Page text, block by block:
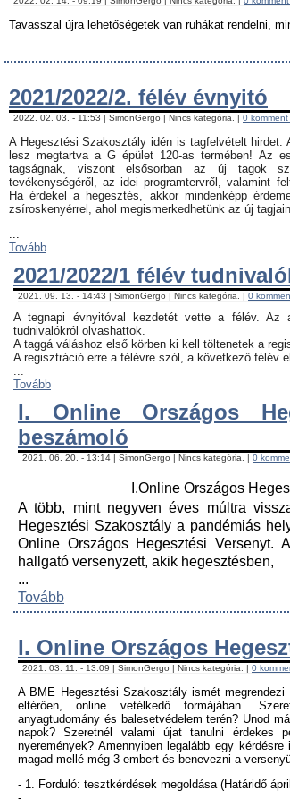
Tavasszal újra lehetőségetek van ruhákat rendelni,
2021/2022/2. félév évnyitó
2022. 02. 03. - 11:53 | SimonGergo | Nincs kategória. | 0 komment
A Hegesztési Szakosztály idén is tagfelvételt hirdet.
lesz megtartva a G épület 120-as termében! Az
tagságnak, viszont elsősorban az új tagok
tevékenységéről, az idei programtervről, valamint
Ha érdekel a hegesztés, akkor mindenképp
zsíroskenyérrel, ahol megismerkedhetünk az új
...
Tovább
2021/2022/1 félév
2021. 09. 13. - 14:43 | SimonGergo | Nincs kategória. | 0
A tegnapi évnyitóval kezdetét vette a félév. Az
tudnivalókról olvashattok.
A taggá váláshoz első körben ki kell töltenetek a
A regisztráció erre a félévre szól, a következő félév
...
Tovább
I. Online Országos
beszámoló
2021. 06. 20. - 13:14 | SimonGergo | Nincs kategória. | 0
I.Online Országos
A több, mint negyven éves múltra
Hegesztési Szakosztály a pandémiás
Online Országos Hegesztési Versenyt.
hallgató versenyzett, akik hegesztésben,
...
Tovább
I. Online Országos
2021. 03. 11. - 13:09 | SimonGergo | Nincs kategória. | 0
A BME Hegesztési Szakosztály ismét
eltérően, online vetélkedő formájában.
anyagtudomány és balesetvédelem terén? Unod
napok? Szeretnél valami újat tanulni érdekes
nyeremények? Amennyiben legalább egy
magad mellé még 3 embert és benevezni a
- 1. Forduló: tesztkérdések megoldása (Határidő
-